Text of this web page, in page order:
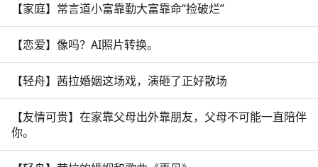
【家庭】常言道小富靠勤大富靠命“捡破烂”
【恋爱】像吗？AI照片转换。
【轻舟】茜拉婚姻这场戏，演砸了正好散场
【友情可贵】在家靠父母出外靠朋友，父母不可能一直陪伴
你。